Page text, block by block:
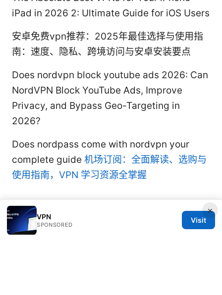
iPad in 2026 2: Ultimate Guide for iOS Users
安卓免费vpn推荐：2025年最佳选择与使用指
南：速度、隐私、跨境访问与安卓安装要点
Does nordvpn block youtube ads 2026: Can
NordVPN Block YouTube Ads, Improve
Privacy, and Bypass Geo-Targeting in
2026?
Does nordpass come with nordvpn your
complete guide 机场订阅：全面解读、选购与
使用指南，VPN 学习资源全掌握
×
VPN
SPONSORED
Visit